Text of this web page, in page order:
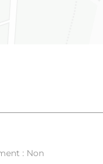
: Non